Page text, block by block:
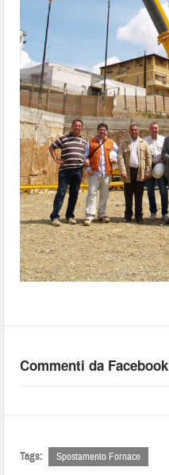
Commenti da Facebook
Tags: Spostamento Fornace